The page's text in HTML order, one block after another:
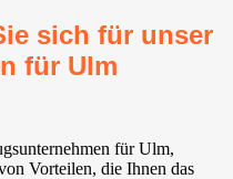
sich für unser
für Ulm
für Ulm,
Vorteilen, die Ihnen das